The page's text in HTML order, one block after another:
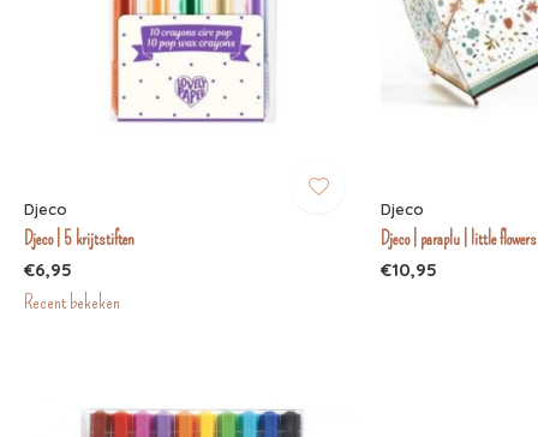
Djeco
Djeco | 5 krijtstiften
€6,95
Djeco
Djeco | paraplu | little flowers
€10,95
Recent bekeken